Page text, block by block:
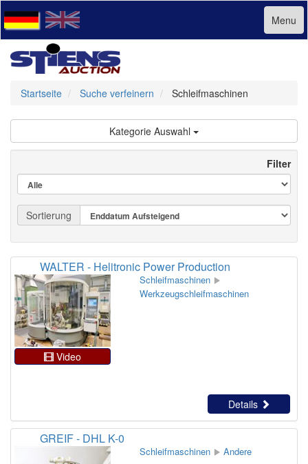
Menu
Startseite Suche verfeinern Schleifmaschinen
Kategorie Auswahl
Filter
Sortierung
Video
WALTER - Helitronic Power Production
Schleifmaschinen
Werkzeugschleifmaschinen
Details
GREIF - DHL K-0
Schleifmaschinen Andere